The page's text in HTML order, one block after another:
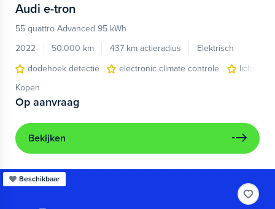
Audi e-tron
55 quattro Advanced 95 kWh
2022
50.000 km 437 km actieradius
Elektrisch
dodehoek detectie
electronic climate controle
Kopen
Op aanvraag
Bekijken
Beschikbaar